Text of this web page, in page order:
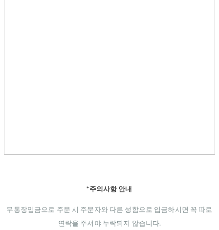
*주의사항 안내
무통장입금으로 주문 시 주문자와 다른 성함으로 입금하시면 꼭 따로
연락을 주셔야 누락되지 않습니다.